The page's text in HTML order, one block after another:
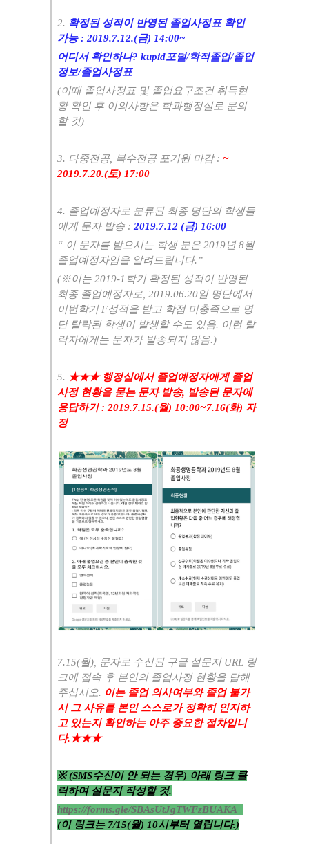
2. 확정된 성적이 반영된 졸업사정표 확인
가능 : 2019.7.12.(금) 14:00~
어디서 확인하나? kupid포털/학적졸업/졸업
정보/졸업사정표
(이때 졸업사정표 및 졸업요구조건 취득현
황 확인 후 이의사항은 학과행정실로 문의
할 것)
3. 다중전공, 복수전공 포기원 마감 : ~
2019.7.20.(토) 17:00
4. 졸업예정자로 분류된 최종 명단의 학생들
에게 문자 발송 : 2019.7.12 (금) 16:00
“ 이 문자를 받으시는 학생 분은 2019년 8월
졸업예정자임을 알려드립니다.”
(※이는 2019-1학기 확정된 성적이 반영된
최종 졸업예정자로, 2019.06.20일 명단에서
이번학기 F성적을 받고 학점 미충족으로 명
단 탈락된 학생이 발생할 수도 있음. 이런 탈
락자에게는 문자가 발송되지 않음.)
5. ★★★ 행정실에서 졸업예정자에게 졸업
사정 현황을 묻는 문자 발송, 발송된 문자에
응답하기 : 2019.7.15.(월) 10:00~7.16(화) 자
정
7.15(월), 문자로 수신된 구글 설문지 URL 링
크에 접속 후 본인의 졸업사정 현황을 답해
주십시오. 이는 졸업 의사여부와 졸업 불가
시 그 사유를 본인 스스로가 정확히 인지하
고 있는지 확인하는 아주 중요한 절차입니
다.★★★
※ (SMS수신이 안 되는 경우) 아래 링크 클
릭하여 설문지 작성할 것.
https://forms.gle/SBAsUtJgTWFzBUAKA
(이 링크는 7/15(월) 10시부터 열립니다.)